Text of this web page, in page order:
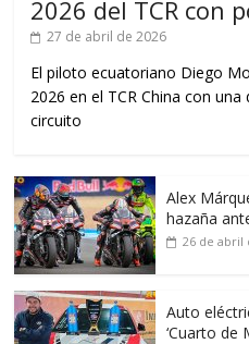
2026 del TCR con
27 de abril de 2026
El piloto ecuatoriano Diego
2026 en el TCR China con
circuito
Alex
hazaña
26 de abril
Auto
‘Cuarto de